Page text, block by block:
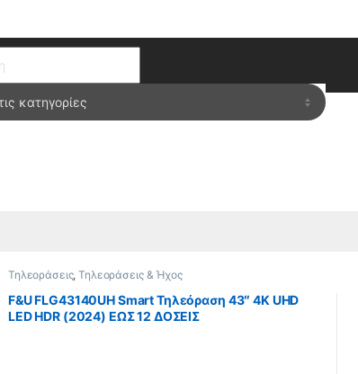
Τηλεοράσεις,Τηλεοράσεις & Ήχος
F&U FLG43140UH Smart Τηλεόραση 43″ 4K UHD
LED HDR (2024) ΕΩΣ 12 ΔΟΣΕΙΣ